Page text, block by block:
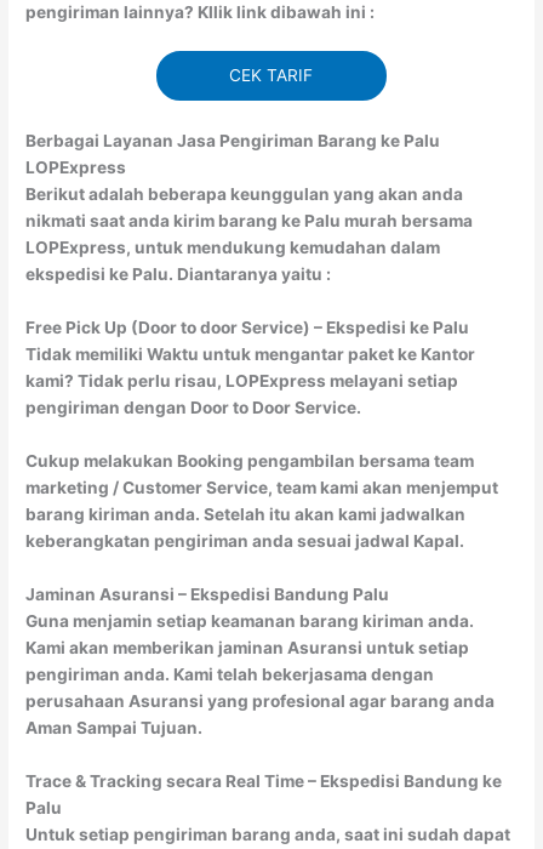
pengiriman lainnya? Kllik link dibawah ini :
CEK TARIF
Berbagai Layanan Jasa Pengiriman Barang ke Palu
LOPExpress
Berikut adalah beberapa keunggulan yang akan anda
nikmati saat anda kirim barang ke Palu murah bersama
LOPExpress, untuk mendukung kemudahan dalam
ekspedisi ke Palu. Diantaranya yaitu :
Free Pick Up (Door to door Service) – Ekspedisi ke Palu
Tidak memiliki Waktu untuk mengantar paket ke Kantor
kami? Tidak perlu risau, LOPExpress melayani setiap
pengiriman dengan Door to Door Service.
Cukup melakukan Booking pengambilan bersama team
marketing / Customer Service, team kami akan menjemput
barang kiriman anda. Setelah itu akan kami jadwalkan
keberangkatan pengiriman anda sesuai jadwal Kapal.
Jaminan Asuransi – Ekspedisi Bandung Palu
Guna menjamin setiap keamanan barang kiriman anda.
Kami akan memberikan jaminan Asuransi untuk setiap
pengiriman anda. Kami telah bekerjasama dengan
perusahaan Asuransi yang profesional agar barang anda
Aman Sampai Tujuan.
Trace & Tracking secara Real Time – Ekspedisi Bandung ke
Palu
Untuk setiap pengiriman barang anda, saat ini sudah dapat